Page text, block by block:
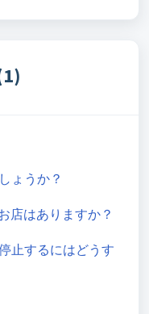
ょうか？
店はありますか？
止するにはどうす